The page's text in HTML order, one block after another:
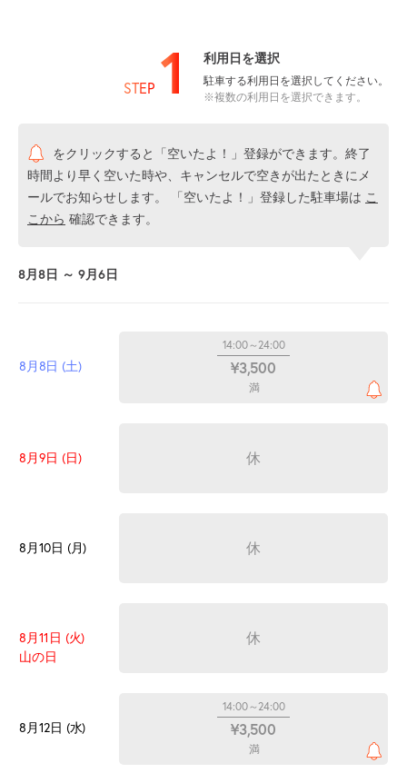
STEP 1 利用日を選択
駐車する利用日を選択してください。
※複数の利用日を選択できます。
をクリックすると「空いたよ！」登録ができます。終了
時間より早く空いた時や、キャンセルで空きが出たときにメ
ールでお知らせします。 「空いたよ！」登録した駐車場は こ
こから 確認できます。
8月8日 ～ 9月6日
8月8日 (土)
14:00～24:00
¥3,500
満
8月9日 (日) 休
8月10日 (月) 休
8月11日 (火)
山の日
休
8月12日 (水)
14:00～24:00
¥3,500
満